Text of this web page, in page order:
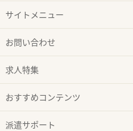
サイトメニュー
お問い合わせ
求人特集
おすすめコンテンツ
派遣サポート